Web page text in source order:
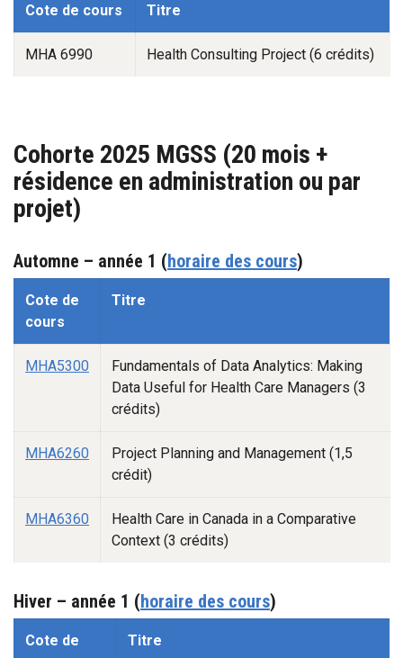
Cote de cours Titre
MHA 6990 Health Consulting Project (6 crédits)
Cohorte 2025 MGSS (20 mois +
résidence en administration ou par
projet)
Automne – année 1 (horaire des cours)
Cote de
cours
Titre
MHA5300
Fundamentals of Data Analytics: Making
Data Useful for Health Care Managers (3
crédits)
MHA6260
Project Planning and Management (1,5
crédit)
MHA6360
Health Care in Canada in a Comparative
Context (3 crédits)
Hiver – année 1 (horaire des cours)
Cote de
Titre